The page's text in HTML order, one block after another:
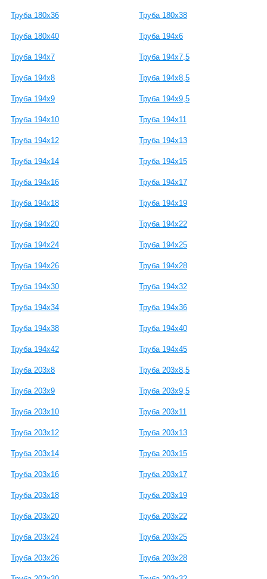
Труба 180x36 Труба 180x38
Труба 180x40 Труба 194x6
Труба 194x7 Труба 194x7,5
Труба 194x8 Труба 194x8,5
Труба 194x9 Труба 194x9,5
Труба 194x10 Труба 194x11
Труба 194x12 Труба 194x13
Труба 194x14 Труба 194x15
Труба 194x16 Труба 194x17
Труба 194x18 Труба 194x19
Труба 194x20 Труба 194x22
Труба 194x24 Труба 194x25
Труба 194x26 Труба 194x28
Труба 194x30 Труба 194x32
Труба 194x34 Труба 194x36
Труба 194x38 Труба 194x40
Труба 194x42 Труба 194x45
Труба 203x8 Труба 203x8,5
Труба 203x9 Труба 203x9,5
Труба 203x10 Труба 203x11
Труба 203x12 Труба 203x13
Труба 203x14 Труба 203x15
Труба 203x16 Труба 203x17
Труба 203x18 Труба 203x19
Труба 203x20 Труба 203x22
Труба 203x24 Труба 203x25
Труба 203x26 Труба 203x28